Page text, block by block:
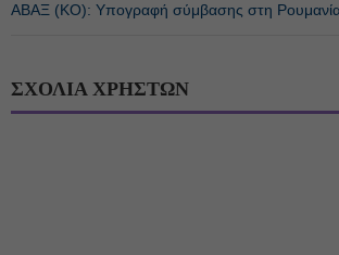
ΑΒΑΞ (ΚΟ): Υπογραφή σύμβασης στη
ΣΧΟΛΙΑ ΧΡΗΣΤΩΝ